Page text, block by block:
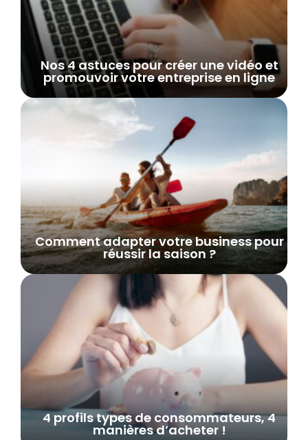
Nos 4 astuces pour créer une vidéo et
promouvoir votre entreprise en ligne
Comment adapter votre business pour
réussir la saison ?
4 profils types de consommateurs, 4
manières d’acheter !